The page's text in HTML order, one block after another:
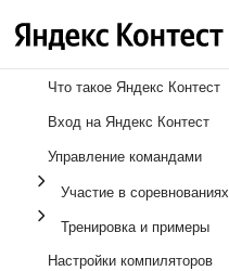
Что такое Яндекс Контест
Вход на Яндекс Контест
Управление командами
Участие в соревнованиях
Тренировка и примеры
Настройки компиляторов